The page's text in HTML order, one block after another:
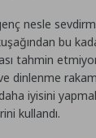
nesle
bu
tahmin
dinlenme
iyisini
kullandı.